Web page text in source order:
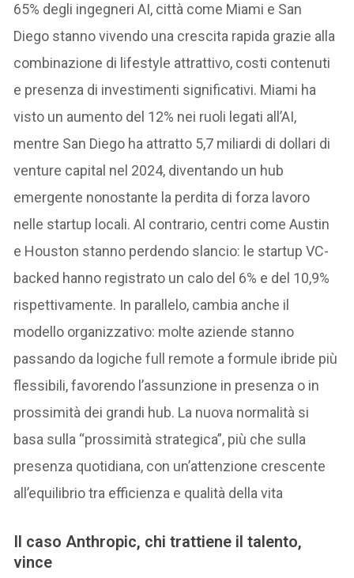
65% degli ingegneri AI, città come Miami e San
Diego stanno vivendo una crescita rapida grazie alla
combinazione di lifestyle attrattivo, costi contenuti
e presenza di investimenti significativi. Miami ha
visto un aumento del 12% nei ruoli legati all’AI,
mentre San Diego ha attratto 5,7 miliardi di dollari di
venture capital nel 2024, diventando un hub
emergente nonostante la perdita di forza lavoro
nelle startup locali. Al contrario, centri come Austin
e Houston stanno perdendo slancio: le startup VC-
backed hanno registrato un calo del 6% e del 10,9%
rispettivamente. In parallelo, cambia anche il
modello organizzativo: molte aziende stanno
passando da logiche full remote a formule ibride più
flessibili, favorendo l’assunzione in presenza o in
prossimità dei grandi hub. La nuova normalità si
basa sulla “prossimità strategica”, più che sulla
presenza quotidiana, con un’attenzione crescente
all’equilibrio tra efficienza e qualità della vita
Il caso Anthropic, chi trattiene il talento,
vince